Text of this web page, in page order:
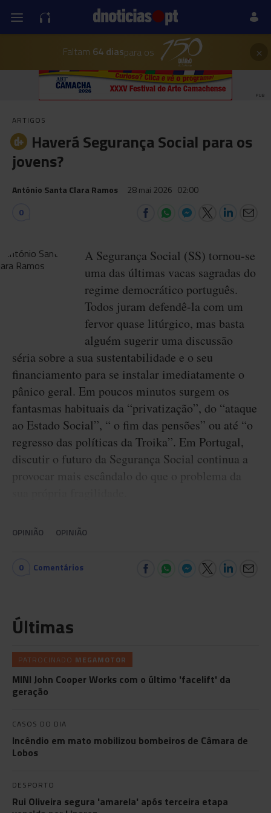
Faltam 64 diaspara os ×
PUB
ARTIGOS
Haverá Segurança Social para os
jovens?
António Santa Clara Ramos 28 mai 2026 02:00
0
A Segurança Social (SS) tornou-se
uma das últimas vacas sagradas do
regime democrático português.
Todos juram defendê-la com um
fervor quase litúrgico, mas basta
alguém sugerir uma discussão
séria sobre a sua sustentabilidade e o seu
financiamento para se instalar imediatamente o
pânico geral. Em poucos minutos surgem os
fantasmas habituais da “privatização”, do “ataque
ao Estado Social”, “ o fim das pensões” ou até “o
regresso das políticas da Troika”. Em Portugal,
discutir o futuro da Segurança Social continua a
provocar mais escândalo do que o problema da
OPINIÃO OPINIÃO
0 Comentários
Últimas
PATROCINADO MEGAMOTOR
MINI John Cooper Works com o último 'facelift' da
geração
CASOS DO DIA
Incêndio em mato mobilizou bombeiros de Câmara de
Lobos
DESPORTO
Rui Oliveira segura 'amarela' após terceira etapa